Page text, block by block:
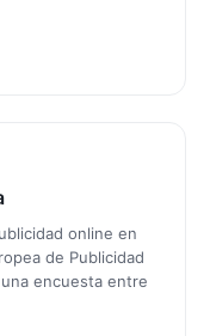
online en
de Publicidad
encuesta entre